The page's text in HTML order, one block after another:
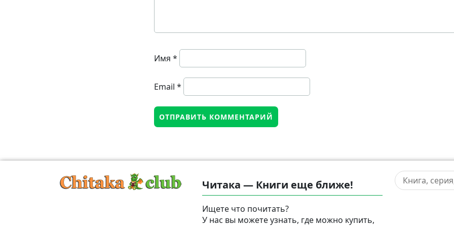
Имя *
Email *
Читака — Книги еще ближе!
Ищете что почитать?
У нас вы можете узнать, где можно купить,